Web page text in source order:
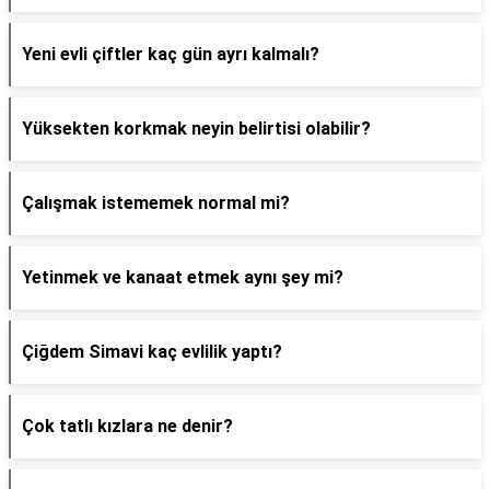
Yeni evli çiftler kaç gün ayrı kalmalı?
Yüksekten korkmak neyin belirtisi olabilir?
Çalışmak istememek normal mi?
Yetinmek ve kanaat etmek aynı şey mi?
Çiğdem Simavi kaç evlilik yaptı?
Çok tatlı kızlara ne denir?